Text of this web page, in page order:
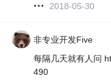
2018-05-30
非专业开发Five
每隔几天就有人问
490